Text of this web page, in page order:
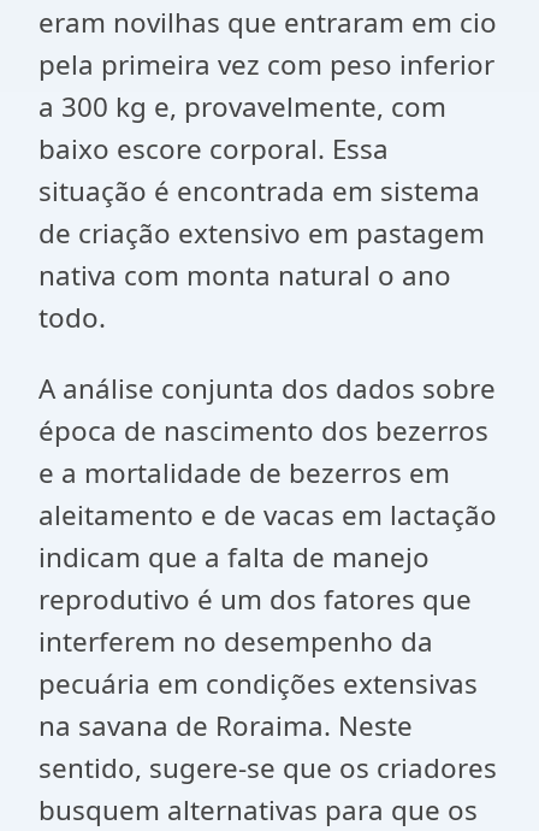
eram novilhas que entraram em cio
pela primeira vez com peso inferior
a 300 kg e, provavelmente, com
baixo escore corporal. Essa
situação é encontrada em sistema
de criação extensivo em pastagem
nativa com monta natural o ano
todo.
A análise conjunta dos dados sobre
época de nascimento dos bezerros
e a mortalidade de bezerros em
aleitamento e de vacas em lactação
indicam que a falta de manejo
reprodutivo é um dos fatores que
interferem no desempenho da
pecuária em condições extensivas
na savana de Roraima. Neste
sentido, sugere-se que os criadores
busquem alternativas para que os